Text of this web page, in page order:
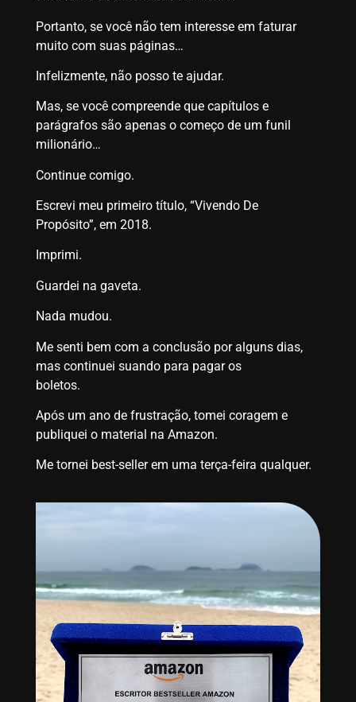
Portanto, se você não tem interesse em faturar
muito com suas páginas…
Infelizmente, não posso te ajudar.
Mas, se você compreende que capítulos e
parágrafos são apenas o começo de um funil
milionário…
Continue comigo.
Escrevi meu primeiro título, “Vivendo De
Propósito”, em 2018.
Imprimi.
Guardei na gaveta.
Nada mudou.
Me senti bem com a conclusão por alguns dias,
mas continuei suando para pagar os
boletos.
Após um ano de frustração, tomei coragem e
publiquei o material na Amazon.
Me tornei best-seller em uma terça-feira qualquer.